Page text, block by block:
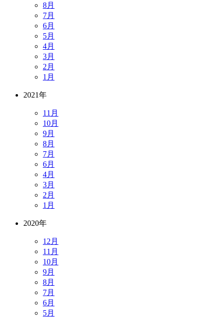
8月
7月
6月
5月
4月
3月
2月
1月
2021年
11月
10月
9月
8月
7月
6月
4月
3月
2月
1月
2020年
12月
11月
10月
9月
8月
7月
6月
5月